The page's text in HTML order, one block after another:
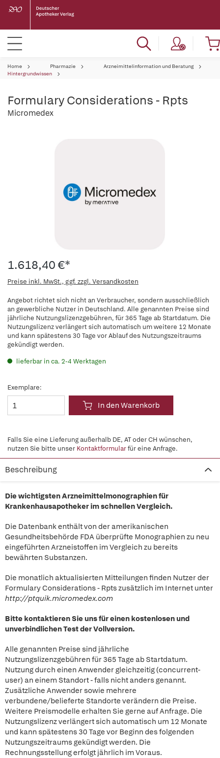
Home Pharmazie
Arzneimittelinformation und Beratung
Hintergrundwissen
Formulary Considerations - Rpts
Micromedex
1.618,40 €*
Preise inkl. MwSt., ggf. zzgl. Versandkosten
Angebot richtet sich nicht an Verbraucher, sondern ausschließlich
an gewerbliche Nutzer in Deutschland. Alle genannten Preise sind
jährliche Nutzungslizenzgebühren, für 365 Tage ab Startdatum. Die
Nutzungslizenz verlängert sich automatisch um weitere 12 Monate
und kann spätestens 30 Tage vor Ablauf des Nutzungszeitraums
gekündigt werden.
lieferbar in ca. 2-4 Werktagen
Exemplare:
In den Warenkorb
Falls Sie eine Lieferung außerhalb DE, AT oder CH wünschen,
nutzen Sie bitte unser Kontaktformularfür eine Anfrage.
Beschreibung
Die wichtigsten Arzneimittelmonographien für
Krankenhausapotheker im schnellen Vergleich.
Die Datenbank enthält von der amerikanischen
Gesundheitsbehörde FDA überprüfte Monographien zu neu
eingeführten Arzneistoffen im Vergleich zu bereits
bewährten Substanzen.
Die monatlich aktualisierten Mitteilungen finden Nutzer der
Formulary Considerations - Rpts zusätzlich im Internet unter
http://ptquik.micromedex.com
Bitte kontaktieren Sie uns für einen kostenlosen und
unverbindlichen Test der Vollversion.
Alle genannten Preise sind jährliche
Nutzungslizenzgebühren für 365 Tage ab Startdatum.
Nutzung durch einen Anwender gleichzeitig (concurrent-
user) an einem Standort - falls nicht anders genannt.
Zusätzliche Anwender sowie mehrere
verbundene/belieferte Standorte verändern die Preise.
Weitere Preismodelle erhalten Sie gerne auf Anfrage. Die
Nutzungslizenz verlängert sich automatisch um 12 Monate
und kann spätestens 30 Tage vor Beginn des folgenden
Nutzungszeitraums gekündigt werden. Die
Rechnungsstellung erfolgt jährlich im Voraus.